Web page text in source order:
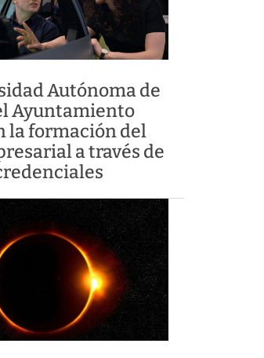
Autónoma de
Ayuntamiento
la formación del
a través de